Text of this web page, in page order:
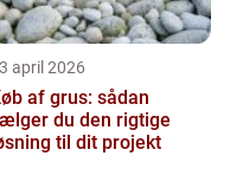
april 2026
af grus: sådan
du den rigtige
til dit projekt